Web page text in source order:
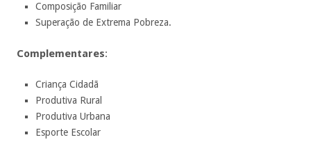
Composição Familiar
Superação de Extrema Pobreza.
Complementares:
Criança Cidadã
Produtiva Rural
Produtiva Urbana
Esporte Escolar